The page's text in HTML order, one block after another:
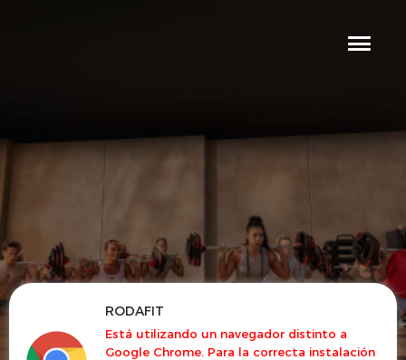
RODAFIT
Está utilizando un navegador distinto a
Google Chrome. Para la correcta instalación